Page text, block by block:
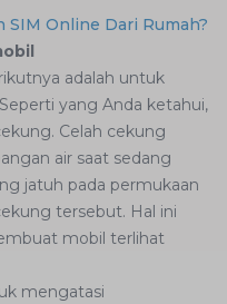
SIM Online Dari Rumah?
adalah untuk
yang Anda ketahui,
Celah cekung
air saat sedang
jatuh pada permukaan
tersebut. Hal ini
mobil terlihat
mengatasi